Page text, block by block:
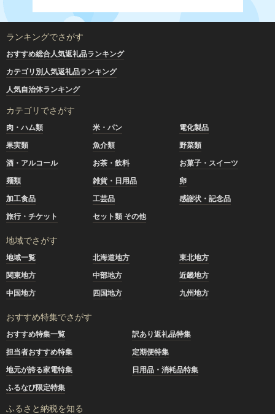
ランキングでさがす
おすすめ総合人気返礼品ランキング
カテゴリ別人気返礼品ランキング
人気自治体ランキング
カテゴリでさがす
肉・ハム類 米・パン
電化製品
果実類
魚介類
野菜類
酒・アルコール
お茶・飲料
お菓子・スイーツ
麺類
雑貨・日用品
卵
加工食品
工芸品
感謝状・記念品
旅行・チケット
セット類 その他
地域でさがす
地域一覧 北海道地方
東北地方
関東地方
中部地方
近畿地方
中国地方
四国地方 九州地方
おすすめ特集でさがす
おすすめ特集一覧
訳あり返礼品特集
担当者おすすめ特集
定期便特集
地元が誇る家電特集
日用品・消耗品特集
ふるなび限定特集
ふるさと納税を知る